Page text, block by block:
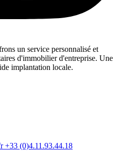
un service personnalisé et
d'immobilier d'entreprise. Une
implantation locale.
+33 (0)4.11.93.44.18